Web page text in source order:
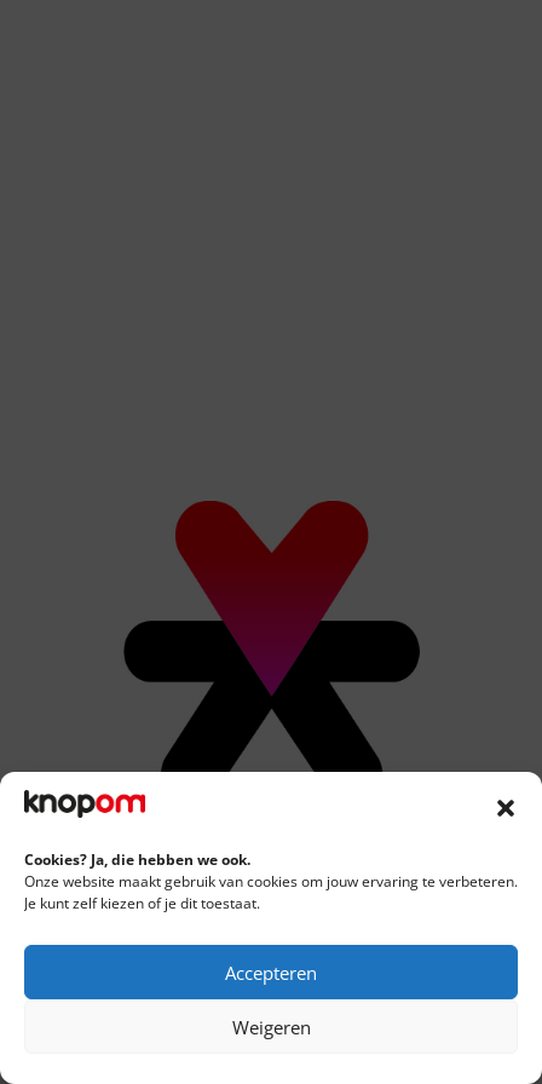
Cookies? Ja, die hebben we ook.
Onze website maakt gebruik van cookies om jouw ervaring te verbeteren.
Je kunt zelf kiezen of je dit toestaat.
Accepteren
Weigeren